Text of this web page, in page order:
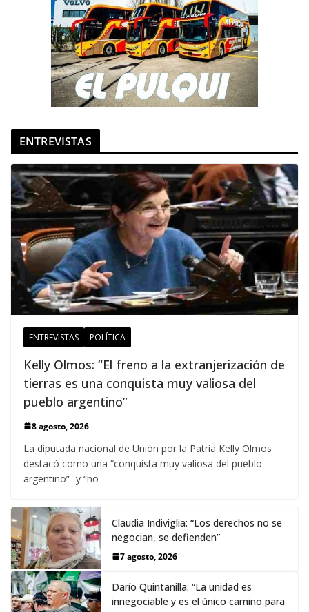
ENTREVISTAS
ENTREVISTAS POLÍTICA
Kelly Olmos: “El freno a la extranjerización de
tierras es una conquista muy valiosa del
pueblo argentino”
8 agosto, 2026
La diputada nacional de Unión por la Patria Kelly Olmos
destacó como una “conquista muy valiosa del pueblo
argentino” -y “no
Claudia Indiviglia: “Los derechos no se
negocian, se defienden”
7 agosto, 2026
Darío Quintanilla: “La unidad es
innegociable y es el único camino para